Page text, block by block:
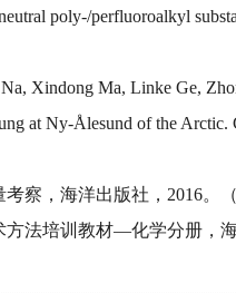
poly-/perfluoroalkyl
Na, Xindong Ma, Linke Ge,
at Ny-Ålesund of the
考察，海洋出版社，2016。
方法培训教材—化学分册，